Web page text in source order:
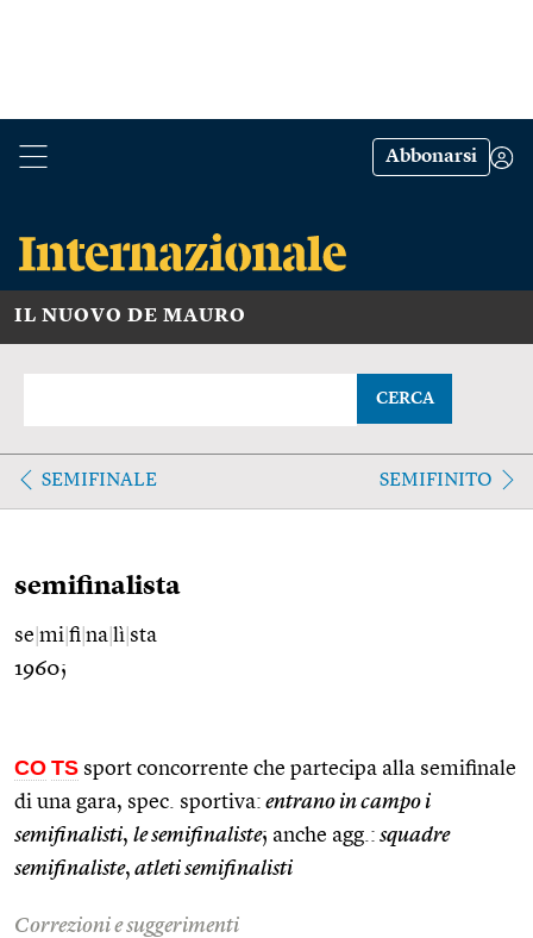
Abbonarsi
IL NUOVO DE MAURO
CERCA
SEMIFINALE SEMIFINITO
semifinalista
se mi fi na lì sta
1960;
CO TS sport concorrente che partecipa alla semifinale
di una gara, spec. sportiva: entrano in campo i
semifinalisti, le semifinaliste; anche agg.: squadre
semifinaliste, atleti semifinalisti
Correzioni e suggerimenti